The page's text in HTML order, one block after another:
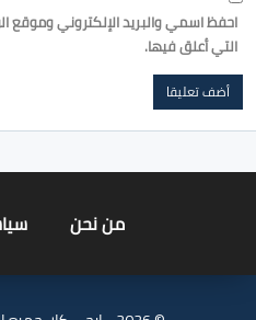
احفظ اسمي والبريد الإلكتروني وموقع
التي أعلق فيها.
من نحن